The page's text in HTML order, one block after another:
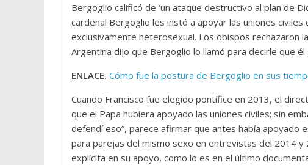
Bergoglio calificó de ‘un ataque destructivo al plan de
cardenal Bergoglio les instó a apoyar las uniones
exclusivamente heterosexual. Los obispos rechazaron
Argentina dijo que Bergoglio lo llamó para decirle que él
ENLACE. Cómo fue la postura de Bergoglio en sus
Cuando Francisco fue elegido pontífice en 2013, el
que el Papa hubiera apoyado las uniones civiles; sin
defendí eso”, parece afirmar que antes había apoyado
para parejas del mismo sexo en entrevistas del 2014
explícita en su apoyo, como lo es en el último